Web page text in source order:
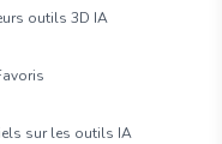
outils 3D IA
sur les outils IA